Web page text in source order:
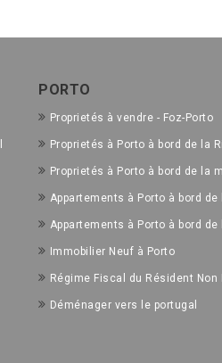
PORTO
Proprietés à vendre - Foz-Porto
Proprietés à Porto à bord de la
Proprietés à Porto à bord de la
Appartements à Porto à bord de
Appartements à Porto à bord de
Immobilier Neuf à Porto
Régime Fiscal du Résident Non
Déménager vers le portugal